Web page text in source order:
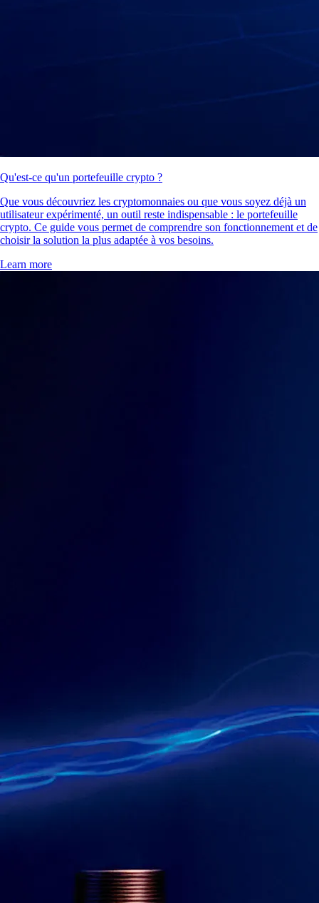
Qu'est-ce qu'un portefeuille crypto ?
Que vous découvriez les cryptomonnaies ou que vous soyez déjà un
utilisateur expérimenté, un outil reste indispensable : le portefeuille
crypto. Ce guide vous permet de comprendre son fonctionnement et de
choisir la solution la plus adaptée à vos besoins.
Learn more